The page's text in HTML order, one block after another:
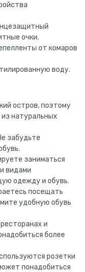
очки.
от комаров
воду.
остров, поэтому
натуральных
забудьте
заниматься
видами
одежду и обувь.
посещать
удобную обувь
и
более
розетки
понадобиться